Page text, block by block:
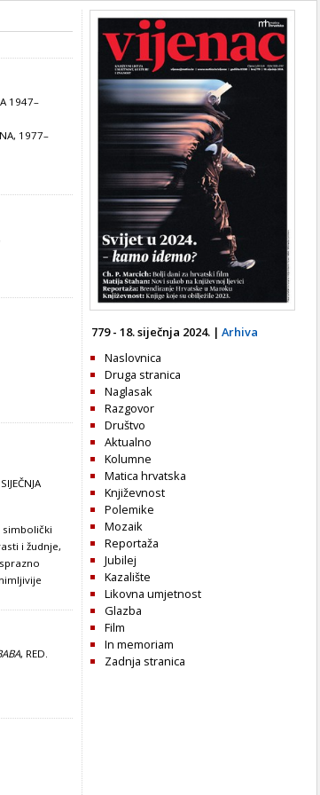
1947–
1977–
i žudnje,
, RED.
779 - 18. siječnja 2024. | Arhiva
Naslovnica
Druga stranica
Naglasak
Razgovor
Društvo
Aktualno
Kolumne
Matica hrvatska
Književnost
Polemike
Mozaik
Reportaža
Jubilej
Kazalište
Likovna umjetnost
Glazba
Film
In memoriam
Zadnja stranica